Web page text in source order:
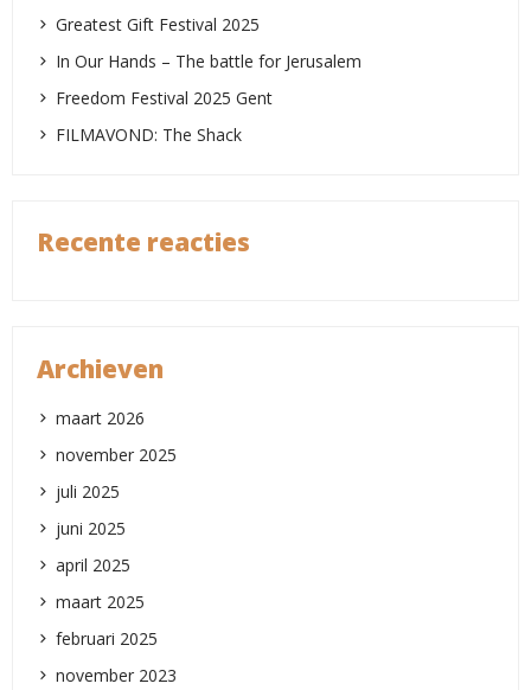
Greatest Gift Festival 2025
In Our Hands – The battle for Jerusalem
Freedom Festival 2025 Gent
FILMAVOND: The Shack
Recente reacties
Archieven
maart 2026
november 2025
juli 2025
juni 2025
april 2025
maart 2025
februari 2025
november 2023